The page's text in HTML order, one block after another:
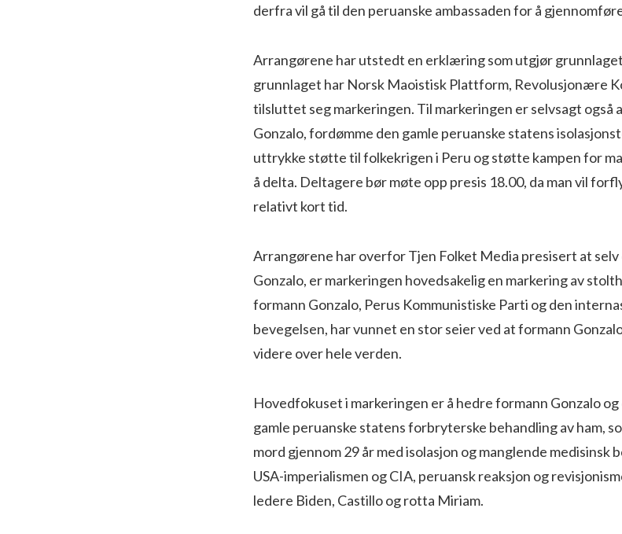
derfra vil gå til den peruanske ambassaden for å
Arrangørene har utstedt en erklæring som utgjør
grunnlaget har Norsk Maoistisk Plattform, Revolusjonære
tilsluttet seg markeringen. Til markeringen er selvsagt også
Gonzalo, fordømme den gamle peruanske statens
uttrykke støtte til folkekrigen i Peru og støtte kampen for
å delta. Deltagere bør møte opp presis 18.00, da man vil
relativt kort tid.
Arrangørene har overfor Tjen Folket Media presisert at selv
Gonzalo, er markeringen hovedsakelig en markering av
formann Gonzalo, Perus Kommunistiske Parti og den
bevegelsen, har vunnet en stor seier ved at formann
videre over hele verden.
Hovedfokuset i markeringen er å hedre formann Gonzalo
gamle peruanske statens forbryterske behandling av ham,
mord gjennom 29 år med isolasjon og manglende medisinsk
USA-imperialismen og CIA, peruansk reaksjon og
ledere Biden, Castillo og rotta Miriam.